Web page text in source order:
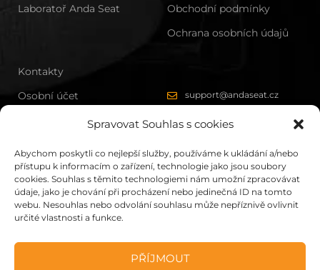
Spravovat Souhlas s cookies
Abychom poskytli co nejlepší služby, používáme k ukládání a/nebo
přístupu k informacím o zařízení, technologie jako jsou soubory
cookies. Souhlas s těmito technologiemi nám umožní zpracovávat
údaje, jako je chování při procházení nebo jedinečná ID na tomto
webu. Nesouhlas nebo odvolání souhlasu může nepříznivě ovlivnit
určité vlastnosti a funkce.
PŘÍJMOUT
Laboratoř Anda Seat
Obchodní podmínky
Ochrana osobních údajů
Kontakty
Osobní účet
support@andaseat.cz
All rights reserved by AndaSeat